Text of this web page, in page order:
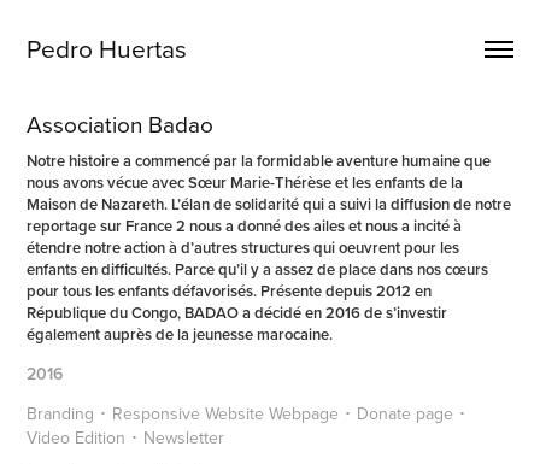
Pedro Huertas
Association Badao
Notre histoire a commencé par la formidable aventure humaine que
nous avons vécue avec Sœur Marie-Thérèse et les enfants de la
Maison de Nazareth. L’élan de solidarité qui a suivi la diffusion de notre
reportage sur France 2 nous a donné des ailes et nous a incité à
étendre notre action à d’autres structures qui oeuvrent pour les
enfants en difficultés. Parce qu’il y a assez de place dans nos cœurs
pour tous les enfants défavorisés. Présente depuis 2012 en
République du Congo, BADAO a décidé en 2016 de s’investir
également auprès de la jeunesse marocaine.
2016
Branding ･ Responsive Website Webpage ･ Donate page ･
Video Edition ･ Newsletter